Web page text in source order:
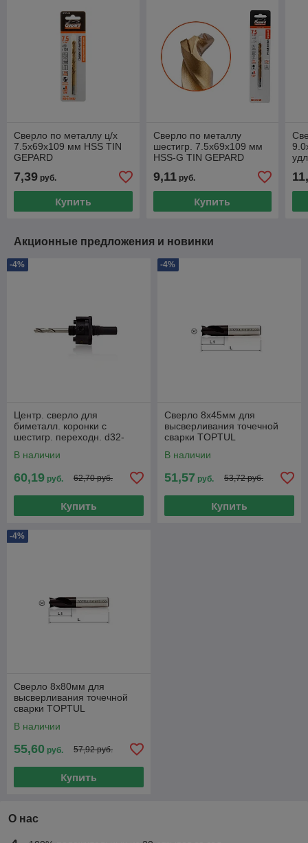
Сверло по металлу ц/х
7.5х69х109 мм HSS TIN
GEPARD
покрытие)
7,39 руб.
Купить
Сверло по металлу
шестигр. 7.5х69х109 мм
HSS-G TIN GEPARD
(многогранная заточка)
9,11руб.
Купить
Акционные предложения и новинки
-4%
Центр. сверло для
биметалл. коронки с
шестигр. переходн. d32-
В наличии
60,19 руб. 62,70 руб.
Купить
-4%
Сверло 8х45мм для
высверливания точечной
сварки TOPTUL
В наличии
51,57 руб. 53,72 руб.
Купить
-4%
Сверло 8х80мм для
высверливания точечной
сварки TOPTUL
В наличии
55,60 руб. 57,92 руб.
Купить
О нас